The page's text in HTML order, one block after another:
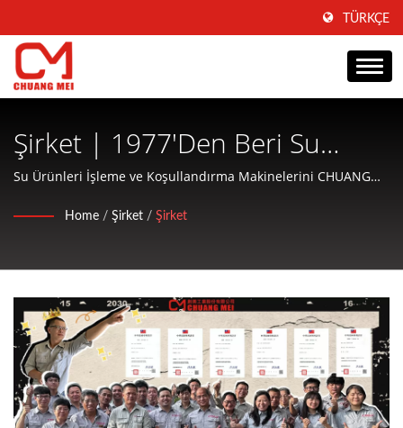
TÜRKÇE
Şirket | 1977'den Beri Su
Ürünleri İşleme Ve
Koşullandırma Makineleri
Su Ürünleri İşleme ve Koşullandırma Makinelerini CHUANG
Home / Şirket / Şirket